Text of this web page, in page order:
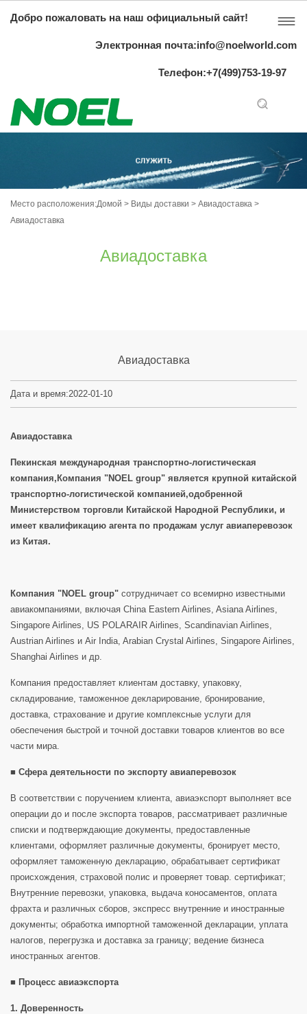
Добро пожаловать на наш официальный сайт!
Электронная почта:info@noelworld.com
Телефон:+7(499)753-19-97

Место расположения:Домой > Виды доставки > Авиадоставка >
Авиадоставка
Авиадоставка
Авиадоставка
Дата и время:2022-01-10
Авиадоставка
Пекинская международная транспортно-логистическая
компания,Компания "NOEL group" является крупной китайской
транспортно-логистической компанией,одобренной
Министерством торговли Китайской Народной Республики, и
имеет квалификацию агента по продажам услуг авиаперевозок
из Китая.
Компания "NOEL group" сотрудничает со всемирно известными
авиакомпаниями, включая China Eastern Airlines, Asiana Airlines,
Singapore Airlines, US POLARAIR Airlines, Scandinavian Airlines,
Austrian Airlines и Air India, Arabian Crystal Airlines, Singapore Airlines,
Shanghai Airlines и др.
Компания предоставляет клиентам доставку, упаковку,
складирование, таможенное декларирование, бронирование,
доставка, страхование и другие комплексные услуги для
обеспечения быстрой и точной доставки товаров клиентов во все
части мира.
■ Сфера деятельности по экспорту авиаперевозок
В соответствии с поручением клиента, авиаэкспорт выполняет все
операции до и после экспорта товаров, рассматривает различные
списки и подтверждающие документы, предоставленные
клиентами, оформляет различные документы, бронирует место,
оформляет таможенную декларацию, обрабатывает сертификат
происхождения, страховой полис и проверяет товар. сертификат;
Внутренние перевозки, упаковка, выдача коносаментов, оплата
фрахта и различных сборов, экспресс внутренние и иностранные
документы; обработка импортной таможенной декларации, уплата
налогов, перегрузка и доставка за границу; ведение бизнеса
иностранных агентов.
■ Процесс авиаэкспорта
1. Доверенность